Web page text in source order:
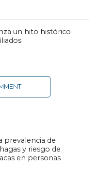
un hito histórico
prevalencia de
y riesgo de
en personas